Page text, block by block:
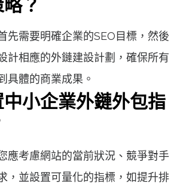
？
先需要明確企業的SEO目標，然後
計相應的外鏈建設計劃，確保所有
具體的商業成果。
小企業外鏈外包指
應考慮網站的當前狀況、競爭對手
，並設置可量化的指標，如提升排